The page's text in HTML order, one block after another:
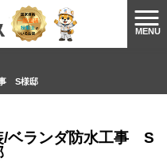
MENU
S様邸
ベランダ防水工事 S